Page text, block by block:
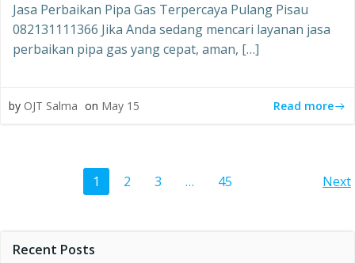
Jasa Perbaikan Pipa Gas Terpercaya Pulang Pisau
082131111366 Jika Anda sedang mencari layanan jasa
perbaikan pipa gas yang cepat, aman, […]
by OJT Salma on May 15 Read more
Posts Page
1 Page
2 Page
3 … Page
45 Next
Recent Posts